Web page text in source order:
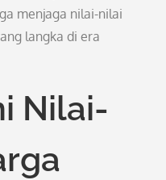
menjaga nilai-nilai
langka di era
Nilai-